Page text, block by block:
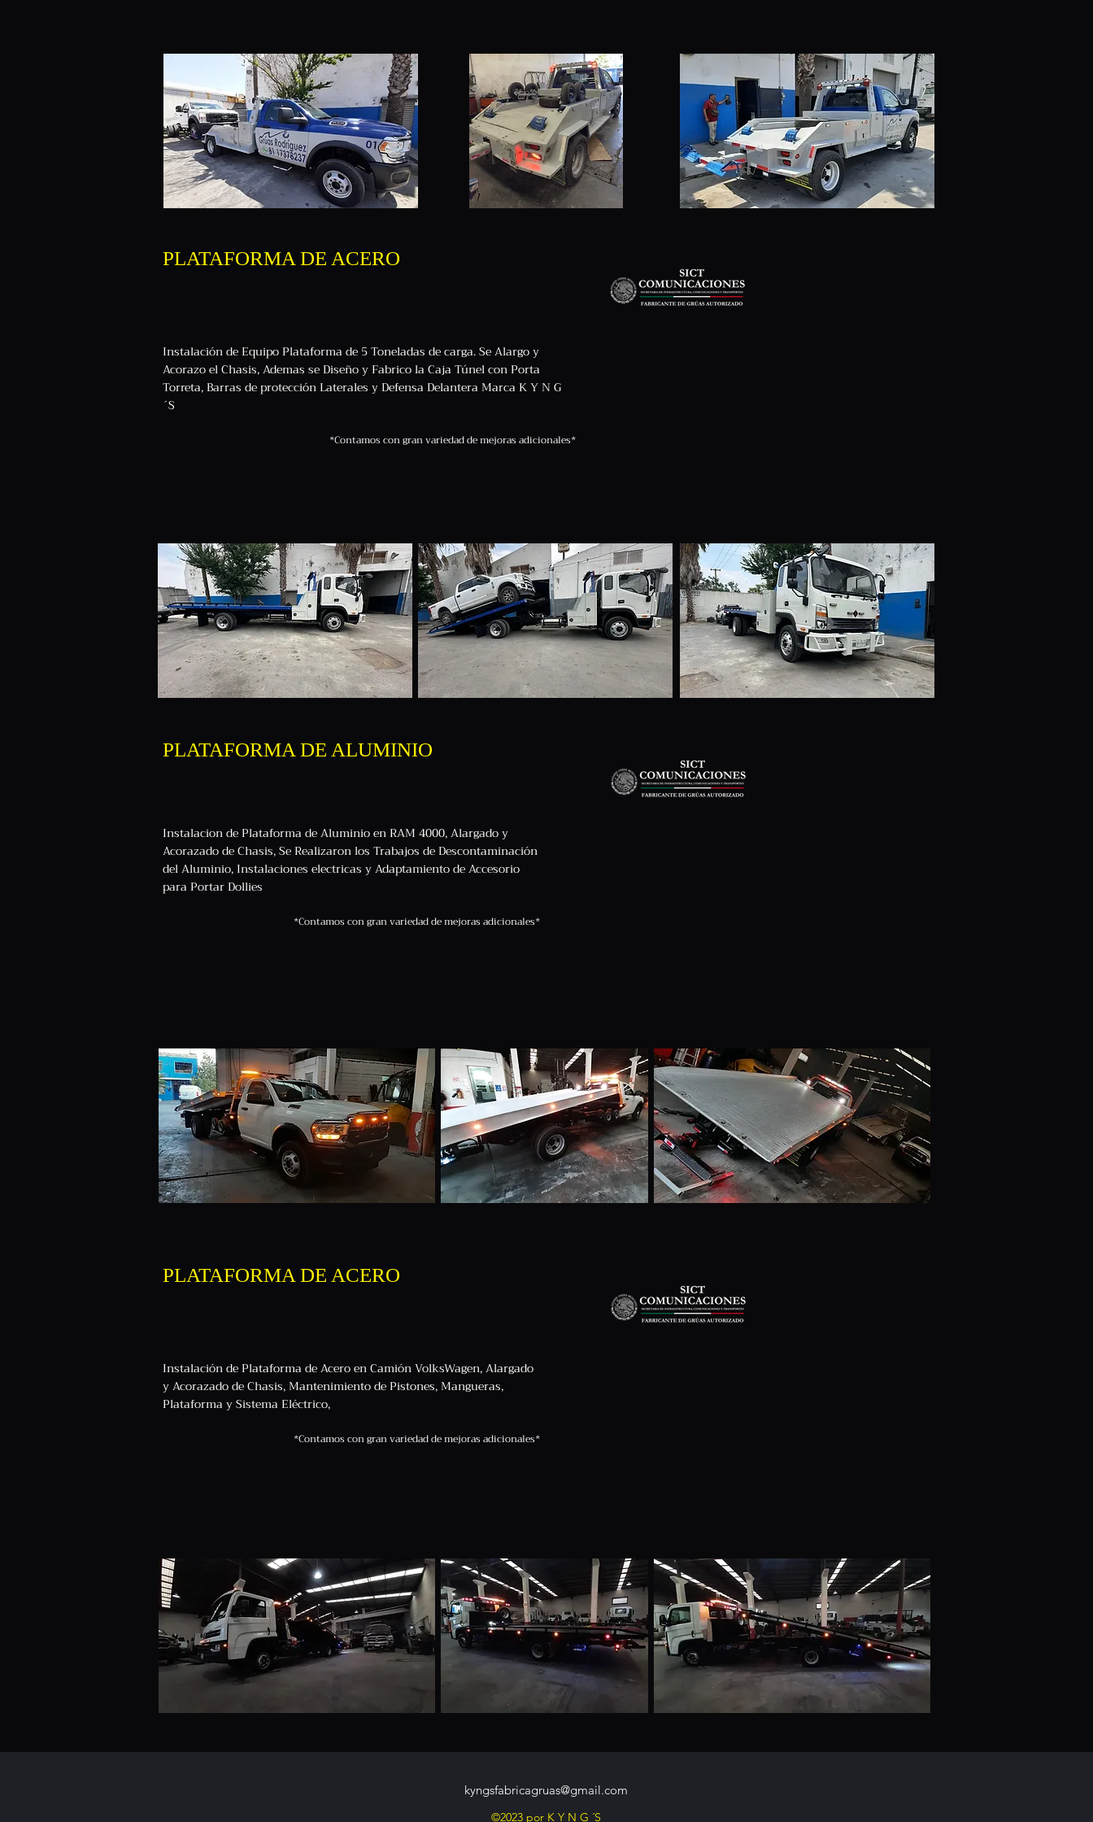
PLATAFORMA DE ACERO
Instalación de Equipo Plataforma de 5 Toneladas de carga. Se Alargo y
Acorazo el Chasis, Ademas se Diseño y Fabrico la Caja Túnel con Porta
Torreta, Barras de protección Laterales y Defensa Delantera Marca K Y N G
´S
*Contamos con gran variedad de mejoras adicionales*
PLATAFORMA DE ALUMINIO
Instalacion de Plataforma de Aluminio en RAM 4000, Alargado y
Acorazado de Chasis, Se Realizaron los Trabajos de Descontaminación
del Aluminio, Instalaciones electricas y Adaptamiento de Accesorio
para Portar Dollies
*Contamos con gran variedad de mejoras adicionales*
PLATAFORMA DE ACERO
Instalación de Plataforma de Acero en Camión VolksWagen, Alargado
y Acorazado de Chasis, Mantenimiento de Pistones, Mangueras,
Plataforma y Sistema Eléctrico,
*Contamos con gran variedad de mejoras adicionales*
kyngsfabricagruas@gmail.com
©2023 por K Y N G ´S